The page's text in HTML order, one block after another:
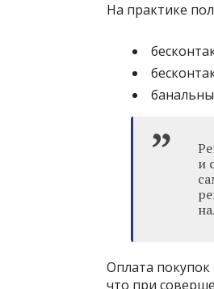
На практике
и
Оплата покупок
что при